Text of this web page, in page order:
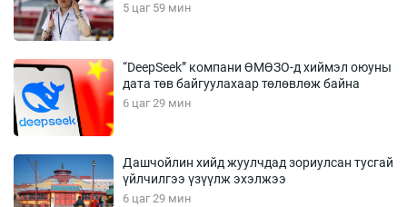
5 цаг 59 мин
“DeepSeek” компани ӨМӨЗО-д хиймэл оюуны
дата төв байгуулахаар төлөвлөж байна
6 цаг 29 мин
Дашчойлин хийд жуулчдад зориулсан тусгай
үйлчилгээ үзүүлж эхэлжээ
6 цаг 29 мин